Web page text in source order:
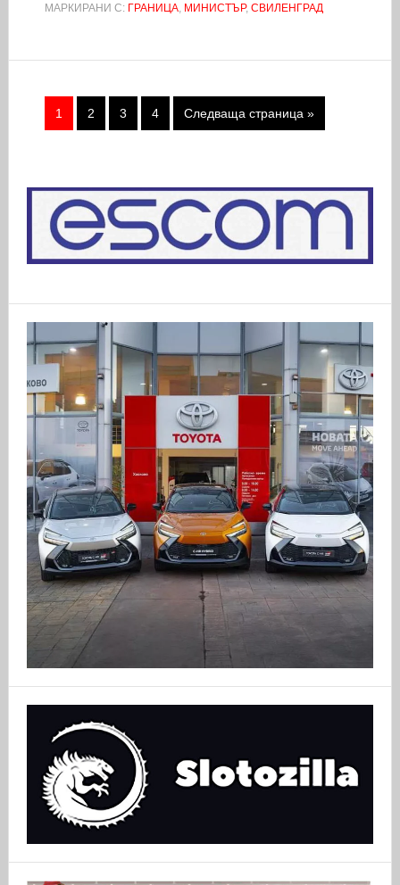
МАРКИРАНИ С: ГРАНИЦА, МИНИСТЪР, СВИЛЕНГРАД
1 2 3 4 Следваща страница »